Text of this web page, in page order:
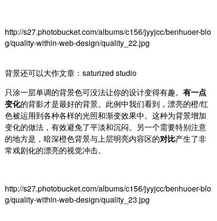
http://s27.photobucket.com/albums/c156/jyyjcc/benhuoer-blo
g/quality-within-web-design/quality_22.jpg
背景还可以大作文章：saturized studio
只涂一层单调的背景色可没法让你的设计变得有趣。 有一点
变化的背影才是最好的背景。此例中我们看到，漂亮的橙/红
色被运用到各种各样的光照和渐变效果中。这种为背景增加
变化的做法，有效避免了平淡和沉闷。另一个需要特别注意
的地方是，暗深橙色背景与上层明亮内容区的对比产生了非
常戏剧化的漂亮的视觉冲击。
http://s27.photobucket.com/albums/c156/jyyjcc/benhuoer-blo
g/quality-within-web-design/quality_23.jpg